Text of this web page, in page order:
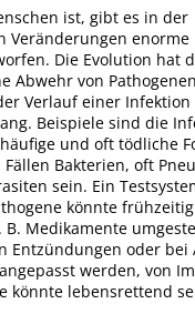
ist, gibt es in der
enorme
Die Evolution hat
Abwehr von
Verlauf einer Infektion
Beispiele sind die
und oft tödliche
Bakterien, oft
sein. Ein
könnte frühzeitig
Medikamente
Entzündungen oder bei
werden, von
könnte lebensrettend